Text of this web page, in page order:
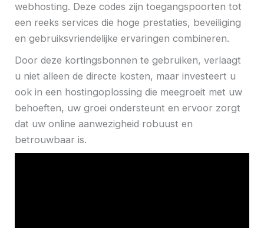
webhosting. Deze codes zijn toegangspoorten tot
een reeks services die hoge prestaties, beveiliging
en gebruiksvriendelijke ervaringen combineren.
Door deze kortingsbonnen te gebruiken, verlaagt
u niet alleen de directe kosten, maar investeert u
ook in een hostingoplossing die meegroeit met uw
behoeften, uw groei ondersteunt en ervoor zorgt
dat uw online aanwezigheid robuust en
betrouwbaar is.